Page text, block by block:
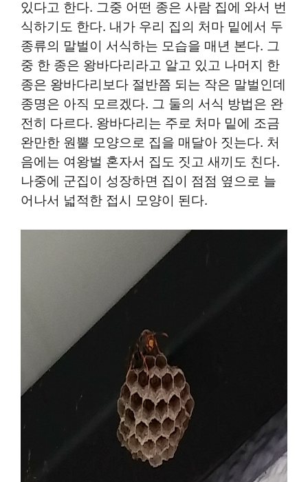
있다고 한다. 그중 어떤 종은 사람 집에 와서 번
식하기도 한다. 내가 우리 집의 처마 밑에서 두
종류의 말벌이 서식하는 모습을 매년 본다. 그
중 한 종은 왕바다리라고 알고 있고 나머지 한
종은 왕바다리보다 절반쯤 되는 작은 말벌인데
종명은 아직 모르겠다. 그 둘의 서식 방법은 완
전히 다르다. 왕바다리는 주로 처마 밑에 조금
완만한 원뿔 모양으로 집을 매달아 짓는다. 처
음에는 여왕벌 혼자서 집도 짓고 새끼도 친다.
나중에 군집이 성장하면 집이 점점 옆으로 늘
어나서 넓적한 접시 모양이 된다.